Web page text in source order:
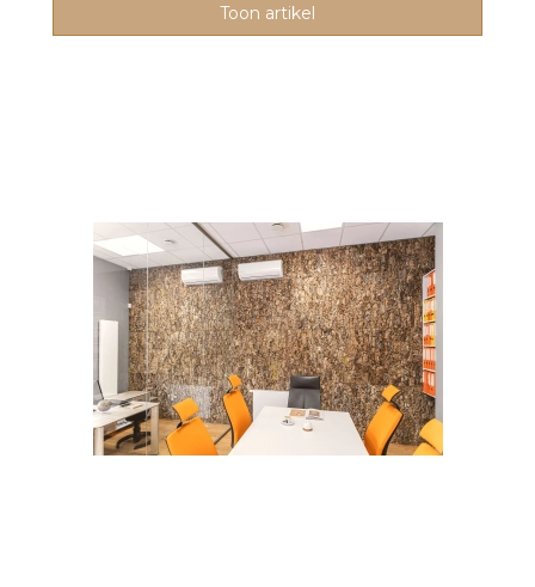
Toon artikel